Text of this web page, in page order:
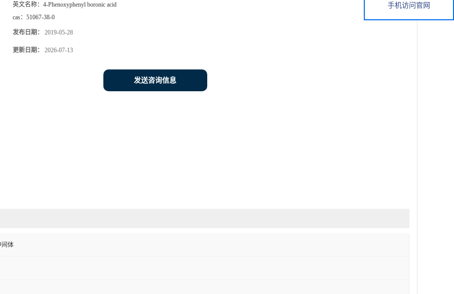
英文名称： 4-Phenoxyphenyl boronic acid
cas： 51067-38-0
发布日期： 2019-05-28
更新日期： 2026-07-13
发送咨询信息
间体
手机访问官网